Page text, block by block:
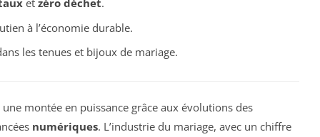
et zéro déchet.
à l’économie durable.
les tenues et bijoux de mariage.
montée en puissance grâce aux évolutions des
numériques. L’industrie du mariage, avec un chiffre